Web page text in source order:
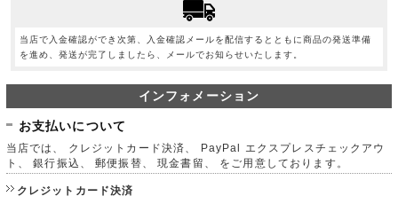
当店で入金確認ができ次第、入金確認メールを配信するとともに商品の発送準備
を進め、発送が完了しましたら、メールでお知らせいたします。
インフォメーション
お支払いについて
当店では、 クレジットカード決済、 PayPal エクスプレスチェックアウ
ト、 銀行振込、 郵便振替、 現金書留、 をご用意しております。
クレジットカード決済